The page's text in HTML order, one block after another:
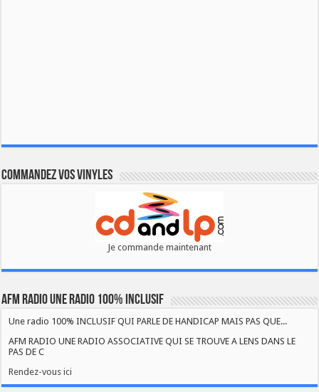
Commandez vos vinyles
Je commande maintenant
AFM RADIO UNE RADIO 100% INCLUSIF
Une radio 100% INCLUSIF QUI PARLE DE HANDICAP MAIS PAS QUE...
AFM RADIO UNE RADIO ASSOCIATIVE QUI SE TROUVE A LENS DANS LE
PAS DE C
Rendez-vous ici